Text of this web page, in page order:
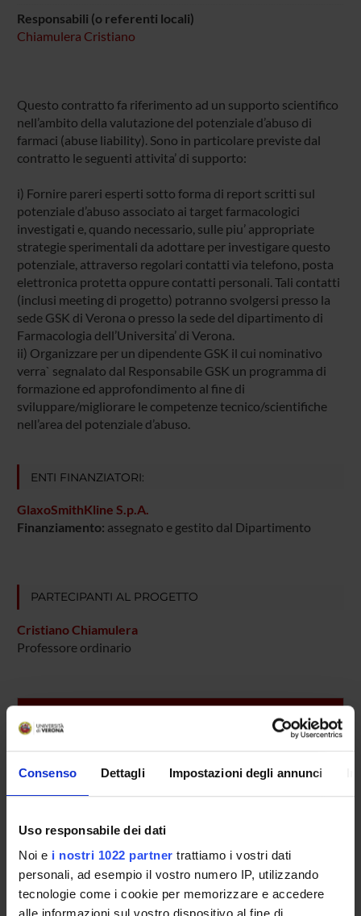
Consenso Dettagli Impostazioni degli annunci
Uso responsabile dei dati
Noi e i nostri 1022 partner trattiamo i vostri dati
personali, ad esempio il vostro numero IP, utilizzando
tecnologie come i cookie per memorizzare e accedere
Responsabili (o referenti locali)
Chiamulera Cristiano
Questo contratto fa riferimento ad un supporto scientifico
nell’ambito della valutazione del potenziale d’abuso di
farmaci (abuse liability). Sono in particolare previste dal
contratto le seguenti attivita’ di supporto:
i) Fornire pareri esperti sotto forma di report scritti sul
potenziale d’abuso associato ai target farmacologici
investigati e, quando necessario, sulle piu’ appropriate
strategie sperimentali da adottare per investigare questo
potenziale, attraverso regolari contatti via telefono, posta
elettronica protetta oppure contatti personali. Tali contatti
(inclusi meeting di progetto) potranno svolgersi presso la
sede GSK di Verona o presso la sede del dipartimento di
Farmacologia dell’Universita’ di Verona.
ii) Organizzare per un dipendente GSK il cui nominativo
verra` segnalato dal Responsabile GSK un programma di
formazione ed approfondimento al fine di
sviluppare/migliorare le competenze tecnico/scientifiche
nell’area del potenziale d’abuso.
ENTI FINANZIATORI:
GlaxoSmithKline S.p.A.
Finanziamento: assegnato e gestito dal Dipartimento
PARTECIPANTI AL PROGETTO
Cristiano Chiamulera
Professore ordinario
Pharmacology & Pharmacy (DNBM)
SEZIONI
Farmacologia